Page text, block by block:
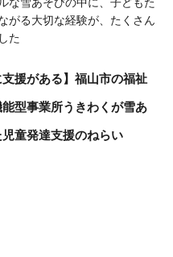
な雪あそびの中に、子どもた
がる大切な経験が、たくさん
た
支援がある】福山市の福祉
型事業所うきわくが雪あ
童発達支援のねらい